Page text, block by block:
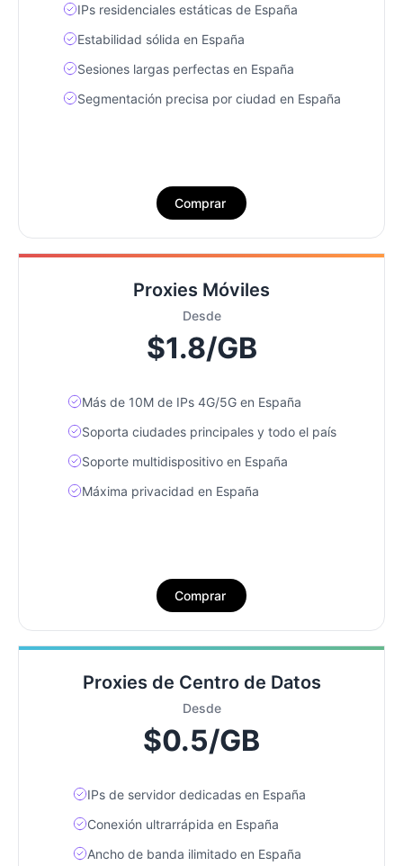
IPs residenciales estáticas de España
Estabilidad sólida en España
Sesiones largas perfectas en España
Segmentación precisa por ciudad en España
Comprar
Proxies Móviles
Desde
$1.8/GB
Más de 10M de IPs 4G/5G en España
Soporta ciudades principales y todo el país
Soporte multidispositivo en España
Máxima privacidad en España
Comprar
Proxies de Centro de Datos
Desde
$0.5/GB
IPs de servidor dedicadas en España
Conexión ultrarrápida en España
Ancho de banda ilimitado en España